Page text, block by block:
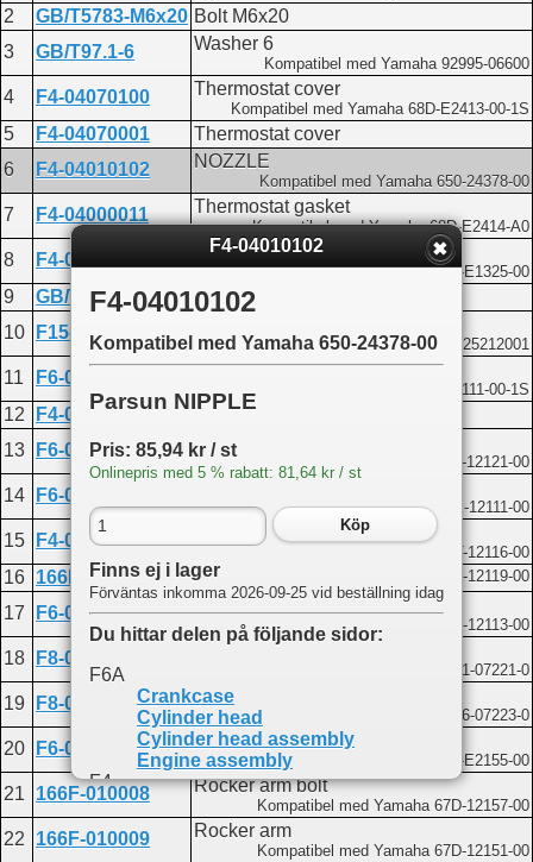
2
GB/T5783-M6x20 Bolt M6x20
3
GB/T97.1-6 Washer 6
Kompatibel med Yamaha 92995-06600
4 F4-04070100 Thermostat cover
Kompatibel med Yamaha 68D-E2413-00-1S
5 F4-04070001
Thermostat cover
6
F4-04010102 NOZZLE
Kompatibel med Yamaha 650-24378-00
7 F4-04000011 Thermostat gasket
Kompatibel med Yamaha 68D-E2414-A0
8 F4-04070003 Thermostat anode
Kompatibel med Yamaha 68D-E1325-00
9 GB/T818-M5x25
Screw M5x25
10
F15-07000031
Kompatibel med Mercury 825212001
11 F6-04050100 Cylinder head assembly
Kompatibel med Yamaha 6BX-E1111-00-1S
12 F4-04080102
Valve guide
13
F6-04050002 Exhaust valve
Kompatibel med Yamaha 6AU-12121-00
14 F6-04050001
Kompatibel med Yamaha 6BX-12111-00
15 F4-04080007 Valve spring seat
Kompatibel med Yamaha 68T-12116-00
16 166F-010003 Oil seal Kompatibel med Yamaha 51Y-12119-00
17 F6-04050003 Valve spring
Kompatibel med Yamaha 60R-12113-00
18 F8-05030006 Valve spring seat
Kompatibel med Tohatsu 3V1-07221-0
19 F8-05030007 Valve clamp
Kompatibel med Tohatsu 3H6-07223-0
20 F6-04050004 Push rod plate
Kompatibel med Yamaha 6BX-E2155-00
21 166F-010008 Rocker arm bolt
Kompatibel med Yamaha 67D-12157-00
22 166F-010009 Rocker arm
Kompatibel med Yamaha 67D-12151-00
F4-04010102
F4-04010102
Kompatibel med Yamaha 650-24378-00
Parsun NIPPLE
Pris: 85,94 kr / st
Onlinepris med 5 % rabatt: 81,64 kr / st
Köp
Finns ej i lager
Förväntas inkomma 2026-09-25 vid beställning idag
Du hittar delen på följande sidor:
F6A
Crankcase
Cylinder head
Cylinder head assembly
Engine assembly
F4
Cylinder and crankcase 1
F20A
Crankcase